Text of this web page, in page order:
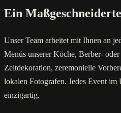
Ein
Unser Team arbeitet mit Ihnen an
Menüs unserer Köche, Berber-
Zeltdekoration, zeremonielle
lokalen Fotografen. Jedes Event im
einzigartig.